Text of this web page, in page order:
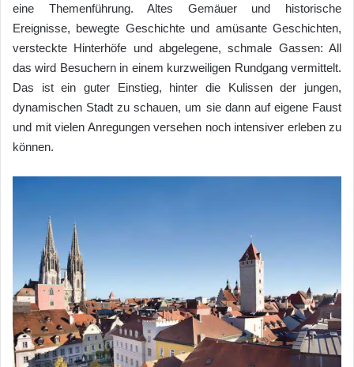
eine Themenführung. Altes Gemäuer und historische
Ereignisse, bewegte Geschichte und amüsante Geschichten,
versteckte Hinterhöfe und abgelegene, schmale Gassen: All
das wird Besuchern in einem kurzweiligen Rundgang vermittelt.
Das ist ein guter Einstieg, hinter die Kulissen der jungen,
dynamischen Stadt zu schauen, um sie dann auf eigene Faust
und mit vielen Anregungen versehen noch intensiver erleben zu
können.